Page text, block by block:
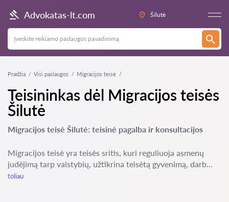
Advokatas-lt.com Šilutė
Pradžia Visi paslaugos Migracijos teisė
Teisininkas dėl Migracijos teisės
Šilutė
Migracijos teisė Šilutė: teisinė pagalba ir konsultacijos
Migracijos teisė yra teisės sritis, kuri reguliuoja asmenų
judėjimą tarp valstybių, užtikrina teisėtą gyvenimą, darb...
toliau